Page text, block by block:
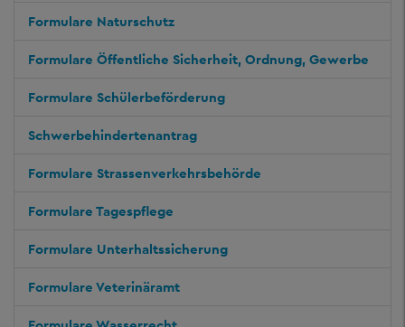
Formulare Naturschutz
Formulare Öffentliche Sicherheit, Ordnung, Gewerbe
Formulare Schülerbeförderung
Schwerbehindertenantrag
Formulare Strassenverkehrsbehörde
Formulare Tagespflege
Formulare Unterhaltssicherung
Formulare Veterinäramt